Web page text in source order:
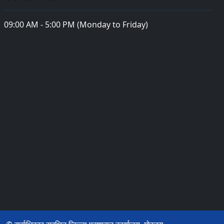
09:00 AM - 5:00 PM (Monday to Friday)